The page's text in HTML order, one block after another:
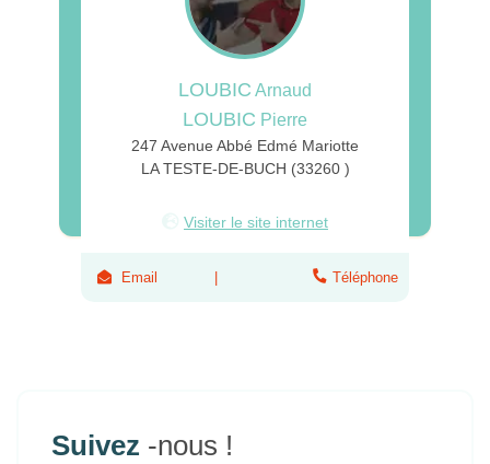
LOUBIC Arnaud
LOUBIC Pierre
247 Avenue Abbé Edmé Mariotte
LA TESTE-DE-BUCH (33260 )
Visiter le site internet
Email Téléphone
Suivez -nous !